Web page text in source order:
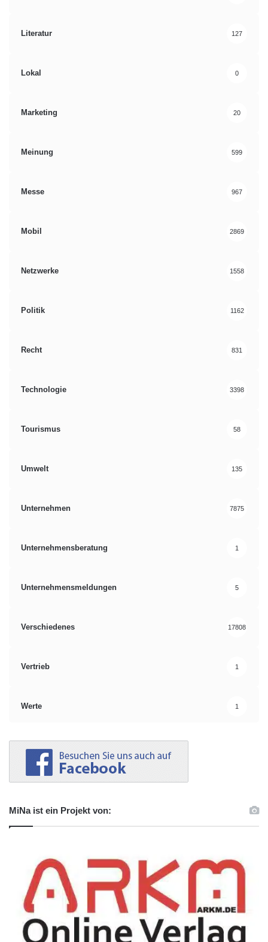
Literatur 127
Lokal 0
Marketing 20
Meinung 599
Messe 967
Mobil 2869
Netzwerke 1558
Politik 1162
Recht 831
Technologie 3398
Tourismus 58
Umwelt 135
Unternehmen 7875
Unternehmensberatung 1
Unternehmensmeldungen 5
Verschiedenes 17808
Vertrieb 1
Werte 1
MiNa ist ein Projekt von: